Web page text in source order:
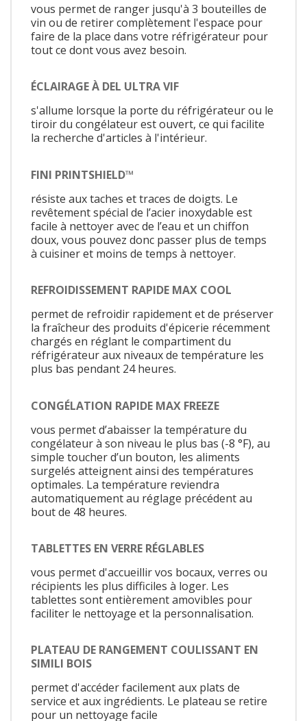
vous permet de ranger jusqu'à 3 bouteilles de
vin ou de retirer complètement l'espace pour
faire de la place dans votre réfrigérateur pour
tout ce dont vous avez besoin.
ÉCLAIRAGE À DEL ULTRA VIF
s'allume lorsque la porte du réfrigérateur ou le
tiroir du congélateur est ouvert, ce qui facilite
la recherche d'articles à l'intérieur.
FINI PRINTSHIELD™
résiste aux taches et traces de doigts. Le
revêtement spécial de l’acier inoxydable est
facile à nettoyer avec de l’eau et un chiffon
doux, vous pouvez donc passer plus de temps
à cuisiner et moins de temps à nettoyer.
REFROIDISSEMENT RAPIDE MAX COOL
permet de refroidir rapidement et de préserver
la fraîcheur des produits d'épicerie récemment
chargés en réglant le compartiment du
réfrigérateur aux niveaux de température les
plus bas pendant 24 heures.
CONGÉLATION RAPIDE MAX FREEZE
vous permet d’abaisser la température du
congélateur à son niveau le plus bas (-8 °F), au
simple toucher d’un bouton, les aliments
surgelés atteignent ainsi des températures
optimales. La température reviendra
automatiquement au réglage précédent au
bout de 48 heures.
TABLETTES EN VERRE RÉGLABLES
vous permet d'accueillir vos bocaux, verres ou
récipients les plus difficiles à loger. Les
tablettes sont entièrement amovibles pour
faciliter le nettoyage et la personnalisation.
PLATEAU DE RANGEMENT COULISSANT EN
SIMILI BOIS
permet d'accéder facilement aux plats de
service et aux ingrédients. Le plateau se retire
pour un nettoyage facile